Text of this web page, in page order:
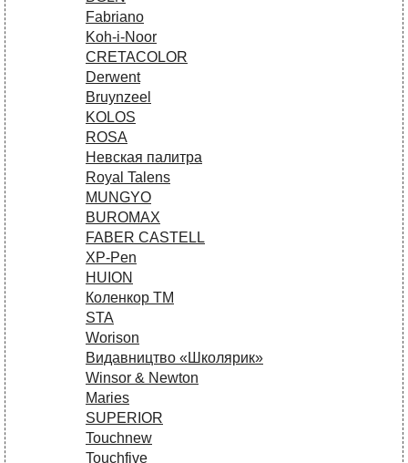
Fabriano
Koh-i-Noor
CRETACOLOR
Derwent
Bruynzeel
KOLOS
ROSA
Невская палитра
Royal Talens
MUNGYO
BUROMAX
FABER CASTELL
XP-Pen
HUION
Коленкор ТМ
STA
Worison
Видавництво «Школярик»
Winsor & Newton
Maries
SUPERIOR
Touchnew
Touchfive